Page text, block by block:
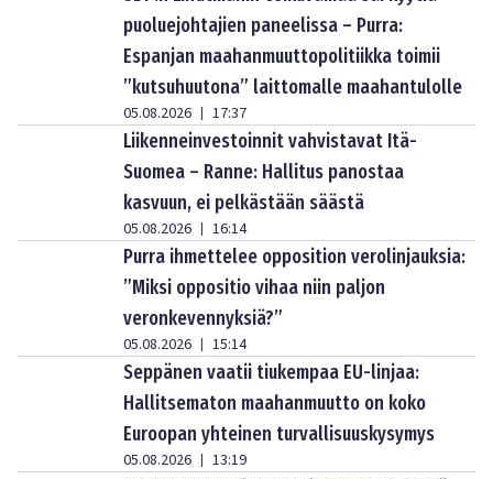
puoluejohtajien paneelissa – Purra:
Espanjan maahanmuuttopolitiikka toimii
”kutsuhuutona” laittomalle maahantulolle
05.08.2026 | 17:37
Liikenneinvestoinnit vahvistavat Itä-
Suomea – Ranne: Hallitus panostaa
kasvuun, ei pelkästään säästä
05.08.2026 | 16:14
Purra ihmettelee opposition verolinjauksia:
”Miksi oppositio vihaa niin paljon
veronkevennyksiä?”
05.08.2026 | 15:14
Seppänen vaatii tiukempaa EU-linjaa:
Hallitsematon maahanmuutto on koko
Euroopan yhteinen turvallisuuskysymys
05.08.2026 | 13:19